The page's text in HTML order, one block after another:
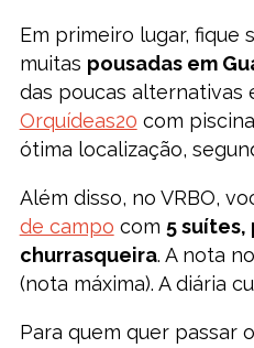
Em primeiro lugar, fique
muitas pousadas em
das poucas alternativas
Orquídeas20 com
ótima localização,
Além disso, no VRBO,
de campo com 5 suítes,
churrasqueira. A nota
(nota máxima). A diária
Para quem quer passar